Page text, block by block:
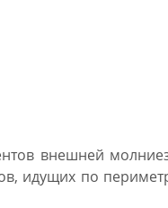
внешней
идущих по